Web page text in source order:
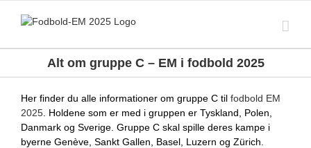
Alt om gruppe C – EM i fodbold 2025
Her finder du alle informationer om gruppe C til fodbold EM
2025 . Holdene som er med i gruppen er Tyskland, Polen,
Danmark og Sverige Gruppe C skal spille deres kampe i
byerne Genève, Sankt Gallen, Basel, Luzern og Zürich.